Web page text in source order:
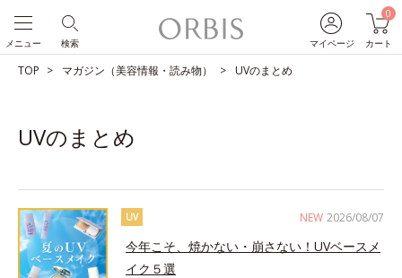
マイページ
0
カート
検索
メニュー
TOP マガジン（美容情報・読み物） UVのまとめ
UVのまとめ
NEW 2026/08/07
UV
今年こそ、焼かない・崩さない！UVベースメ
イク５選